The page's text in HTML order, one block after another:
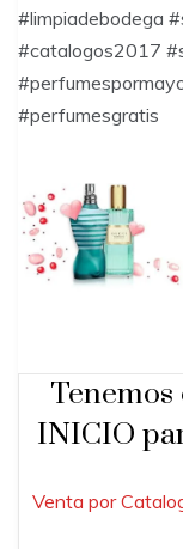
#limpiadebodega
#catalogos2017
#perfumesgratis
INICIO
Venta por